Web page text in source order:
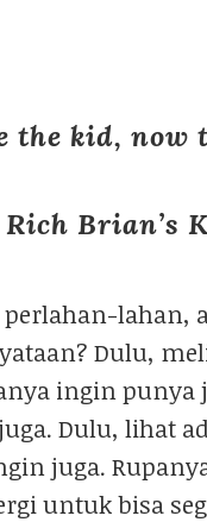
the kid, now
Rich Brian’s
lahan,
Dulu,
ingin punya
Dulu, lihat
juga.
untuk bisa